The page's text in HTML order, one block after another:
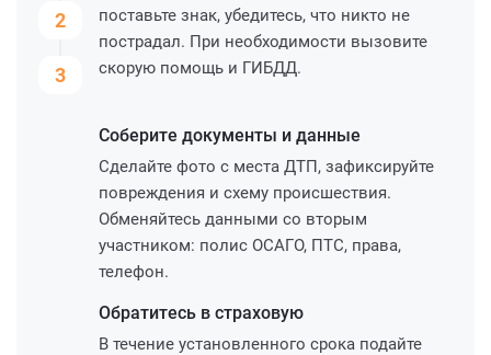
2
3
поставьте знак, убедитесь, что никто не
пострадал. При необходимости вызовите
скорую помощь и ГИБДД.
Соберите документы и данные
Сделайте фото с места ДТП, зафиксируйте
повреждения и схему происшествия.
Обменяйтесь данными со вторым
участником: полис ОСАГО, ПТС, права,
телефон.
Обратитесь в страховую
В течение установленного срока подайте